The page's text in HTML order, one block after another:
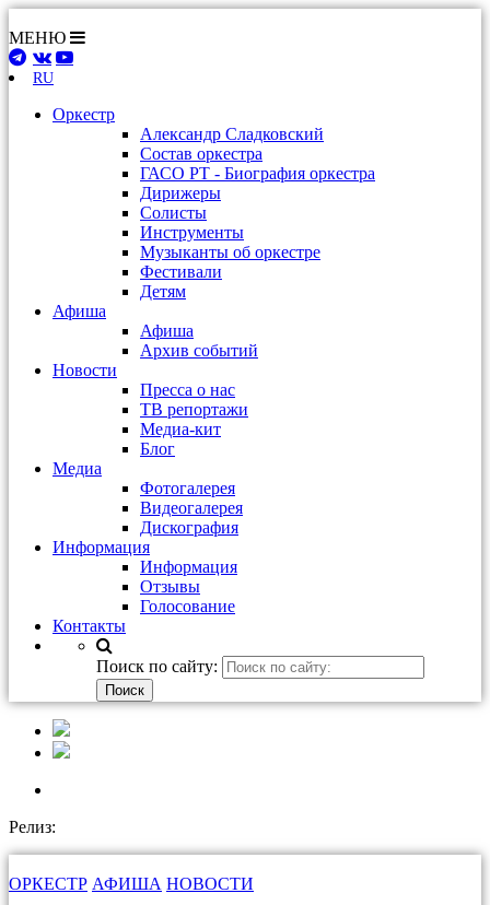
МЕНЮ
RU
Оркестр
Александр Сладковский
Состав оркестра
ГАСО РТ - Биография оркестра
Дирижеры
Солисты
Инструменты
Музыканты об оркестре
Фестивали
Детям
Афиша
Афиша
Архив событий
Новости
Пресса о нас
ТВ репортажи
Медиа-кит
Блог
Медиа
Фотогалерея
Видеогалерея
Дискография
Информация
Информация
Отзывы
Голосование
Контакты
Поиск по сайту:
Релиз:
ОРКЕСТР АФИША НОВОСТИ